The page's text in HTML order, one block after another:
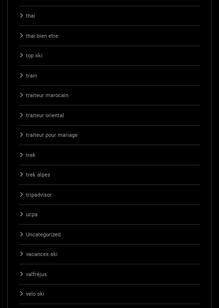
thai
thai bien etre
top ski
train
traiteur marocain
traiteur oriental
traiteur pour mariage
trek
trek alpes
tripadvisor
ucpa
Uncategorized
vacances ski
valfréjus
velo ski